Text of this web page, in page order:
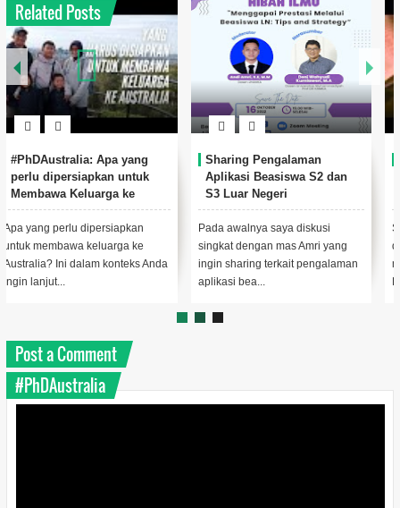
Related Posts
Sharing Pengalaman
Aplikasi Beasiswa S2 dan
S3 Luar Negeri
Pada awalnya saya diskusi
singkat dengan mas Amri yang
ingin sharing terkait pengalaman
aplikasi bea...
#PhDAustralia: Sharing
Pengalaman Aplikasi PhD di
Australia
Saat ini saya sedang berbenah
dan beradaptasi sebagai
mahasiswa Higher Degree
Research (HDR) di Grif...
Post a Comment
#PhDAustralia